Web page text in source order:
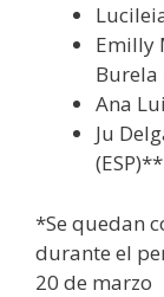
Emilly
Burela
Ana
Ju
(ESP)**
*Se quedan
durante el
20 de marzo